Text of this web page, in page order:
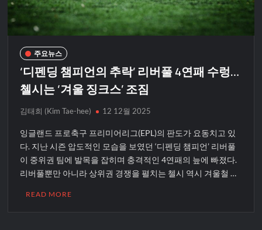
주요뉴스
‘디펜딩 챔피언의 추락’ 리버풀 4연패 수렁…
첼시는 ‘겨울 징크스’ 조짐
김태희 (Kim Tae-hee) 12 12월 2025
잉글랜드 프로축구 프리미어리그(EPL)의 판도가 요동치고 있
다. 지난 시즌 압도적인 모습을 보였던 ‘디펜딩 챔피언’ 리버풀
이 중위권 팀에 발목을 잡히며 충격적인 4연패의 늪에 빠졌다.
리버풀뿐만 아니라 상위권 경쟁을 펼치는 첼시 역시 겨울철 …
READ MORE